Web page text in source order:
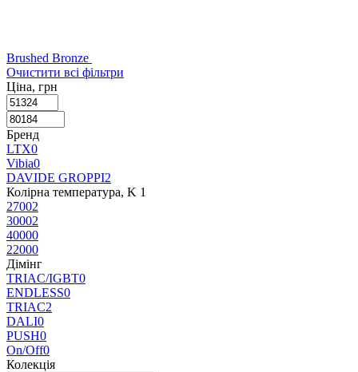
Brushed Bronze
Очистити всі фільтри
Ціна, грн
Бренд
LTX0
Vibia0
DAVIDE GROPPI2
Колірна температура, K 1
27002
30002
40000
22000
Дімінг
TRIAC/IGBT0
ENDLESS0
TRIAC2
DALI0
PUSH0
On/Off0
Колекція